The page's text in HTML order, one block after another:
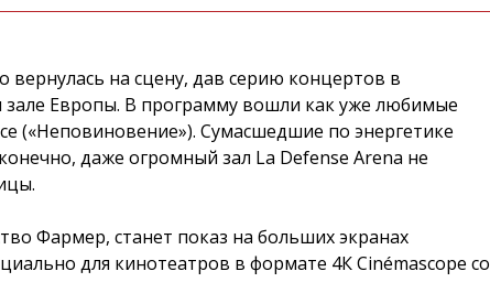
на сцену, дав серию концертов в
Европы. В программу вошли как уже любимые
(«Неповиновение»). Сумасшедшие по энергетике
даже огромный зал La Defense Arena не
Фармер, станет показ на больших экранах
для кинотеатров в формате 4К Cinémascope со